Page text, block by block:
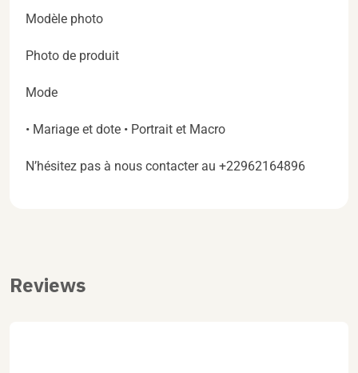
Modèle photo
Photo de produit
Mode
• Mariage et dote • Portrait et Macro
N’hésitez pas à nous contacter au +22962164896
Reviews